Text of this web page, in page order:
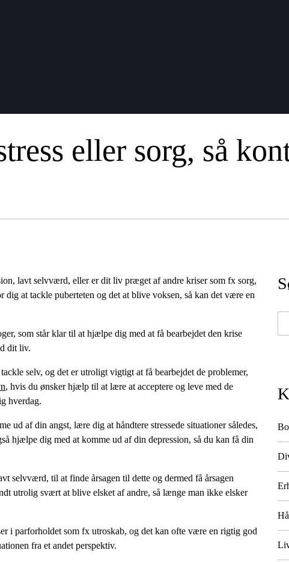
eller sorg, så
lavt selvværd, eller er dit liv præget af andre kriser som fx sorg,
at tackle puberteten og det at blive voksen, så kan det være en
som står klar til at hjælpe dig med at få bearbejdet den krise
dit liv.
selv, og det er utroligt vigtigt at få bearbejdet de problemer,
, hvis du ønsker hjælp til at lære at acceptere og leve med de
hverdag.
af din angst, lære dig at håndtere stressede situationer således,
hjælpe dig med at komme ud af din depression, så du kan få din
selvværd, til at finde årsagen til dette og dermed få årsagen
utrolig svært at blive elsket af andre, så længe man ikke elsker
i parforholdet som fx utroskab, og det kan ofte være en rigtig god
fra et andet perspektiv.